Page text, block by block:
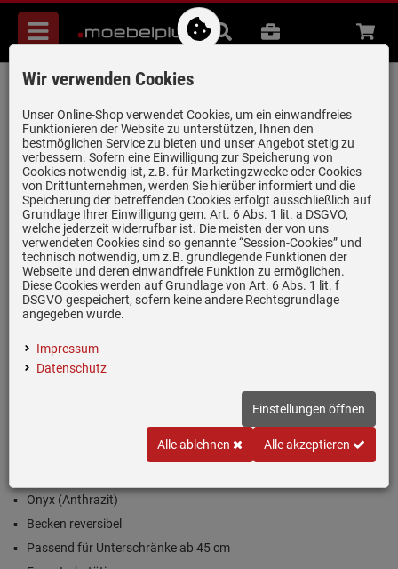
Menü
Suche
B2B Beratung
Schock Manhattan D-100S A Onyx -
MAND100SAGON Granitspüle
Artikel-Nummer:19931973 | Herstellernummer: MAND100SAGON |
EAN:4014949264382
Inklusive 5 Jahre Garantie
Onyx (Anthrazit)
Becken reversibel
Passend für Unterschränke ab 45 cm
Wir verwenden Cookies
Unser Online-Shop verwendet Cookies, um ein einwandfreies
Funktionieren der Website zu unterstützen, Ihnen den
bestmöglichen Service zu bieten und unser Angebot stetig zu
verbessern. Sofern eine Einwilligung zur Speicherung von
Cookies notwendig ist, z.B. für Marketingzwecke oder Cookies
von Drittunternehmen, werden Sie hierüber informiert und die
Speicherung der betreffenden Cookies erfolgt ausschließlich auf
Grundlage Ihrer Einwilligung gem. Art. 6 Abs. 1 lit. a DSGVO,
welche jederzeit widerrufbar ist. Die meisten der von uns
verwendeten Cookies sind so genannte “Session-Cookies” und
technisch notwendig, um z.B. grundlegende Funktionen der
Webseite und deren einwandfreie Funktion zu ermöglichen.
Diese Cookies werden auf Grundlage von Art. 6 Abs. 1 lit. f
DSGVO gespeichert, sofern keine andere Rechtsgrundlage
angegeben wurde.
Impressum
Datenschutz
Einstellungen öffnen
Alle ablehnen Alle akzeptieren